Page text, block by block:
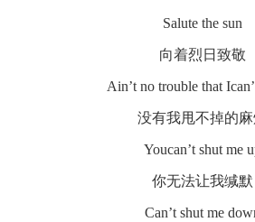
Salute the sun
向着烈日致敬
Ain’t no trouble that
没有我甩不掉的
Youcan’t shut me
你无法让我缄默
Can’t shut me